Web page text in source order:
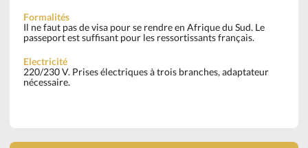
Formalités
Il ne faut pas de visa pour se rendre en Afrique du Sud. Le
passeport est suffisant pour les ressortissants français.
Electricité
220/230 V. Prises électriques à trois branches, adaptateur
nécessaire.